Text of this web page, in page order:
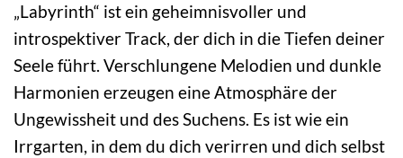
„Labyrinth“ ist ein geheimnisvoller und
introspektiver Track, der dich in die Tiefen deiner
Seele führt. Verschlungene Melodien und dunkle
Harmonien erzeugen eine Atmosphäre der
Ungewissheit und des Suchens. Es ist wie ein
Irrgarten, in dem du dich verirren und dich selbst